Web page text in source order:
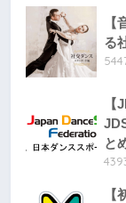
る
【
と